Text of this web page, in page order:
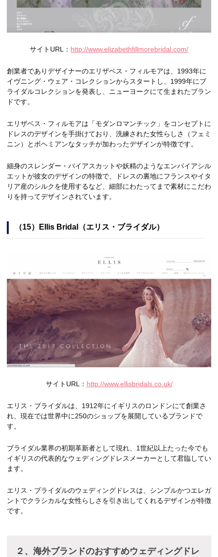
サイトURL： http://www.elizabethfillmorebridal.com/
創業者でありデザイナーのエリザベス・フィルモアは、1993年に
イヴニング・ウェア・コレクションからスタートし、1999年にブ
ライダルコレクションを発表し、ニューヨークにて生まれたブラン
ドです。
エリザベス・フィルモアは「モダンロマンチック」をコンセプトに
ドレスのデザインを手掛けており、洗練された女性らしさ（フェミ
ニン）とボヘミアンなタッチが加わったデザインが特徴です。
細身のスレンダー・バイアスカットや妖精のようなエンパイアシル
エットが彼女のデザインの特徴で、ドレスの裏地にフランスやイタ
リア産のシルクを使用するなど、細部にわたってまで素材にこだわ
りを持ってデザインされています。
（15）Ellis Bridal（エリス・ブライダル）
サイトURL： http://www.ellisbridals.co.uk/
エリス・ブライダルは、1912年にイギリスのロンドンにて創業さ
れ、現在では世界中に250のショップを展開しているブランドで
す。
ブライダル業界の初期革新者として現れ、1世紀以上たった今でも
イギリスの代表的なウェディングドレスメーカーとして君臨してい
ます。
エリス・ブライダルのウェディングドレスは、シンプルかつエレガ
ントでクラシカルな女性らしさを引き出してくれるデザインが特徴
です。
２、海外ブランドのおすすめウェディングドレ